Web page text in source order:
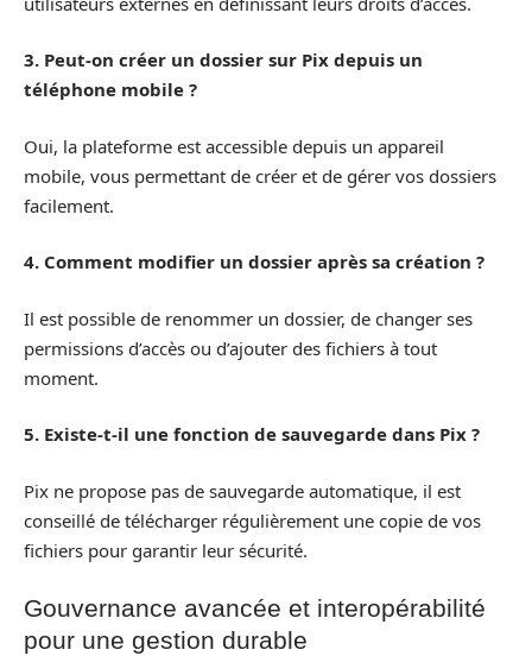
3. Peut-on créer un dossier sur Pix depuis un
téléphone mobile ?
Oui, la plateforme est accessible depuis un appareil
mobile, vous permettant de créer et de gérer vos dossiers
facilement.
4. Comment modifier un dossier après sa création ?
Il est possible de renommer un dossier, de changer ses
permissions d’accès ou d’ajouter des fichiers à tout
moment.
5. Existe-t-il une fonction de sauvegarde dans Pix ?
Pix ne propose pas de sauvegarde automatique, il est
conseillé de télécharger régulièrement une copie de vos
fichiers pour garantir leur sécurité.
Gouvernance avancée et interopérabilité
pour une gestion durable